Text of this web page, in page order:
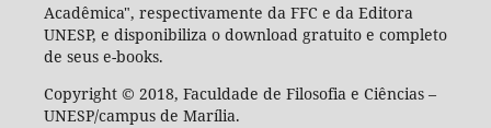
Acadêmica", respectivamente da FFC e da Editora
UNESP, e disponibiliza o download gratuito e completo
de seus e-books.
Copyright © 2018, Faculdade de Filosofia e Ciências –
UNESP/campus de Marília.